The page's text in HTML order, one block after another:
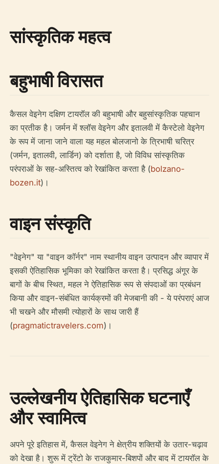
सांस्कृतिक महत्व
बहुभाषी विरासत
कैसल वेइनेग दक्षिण टायरॉल की बहुभाषी और बहुसांस्कृतिक पहचान
का प्रतीक है। जर्मन में श्लॉस वेइनेग और इतालवी में कैस्टेलो वेइनेग
के रूप में जाना जाने वाला यह महल बोलजानो के त्रिभाषी चरित्र
(जर्मन, इतालवी, लार्डिन) को दर्शाता है, जो विविध सांस्कृतिक
परंपराओं के सह-अस्तित्व को रेखांकित करता है (bolzano-
bozen.it)।
वाइन संस्कृति
"वेइनेग" या "वाइन कॉर्नर" नाम स्थानीय वाइन उत्पादन और व्यापार में
इसकी ऐतिहासिक भूमिका को रेखांकित करता है। प्रसिद्ध अंगूर के
बागों के बीच स्थित, महल ने ऐतिहासिक रूप से संपदाओं का प्रबंधन
किया और वाइन-संबंधित कार्यक्रमों की मेजबानी की - ये परंपराएं आज
भी चखने और मौसमी त्योहारों के साथ जारी हैं
(pragmatictravelers.com)।
उल्लेखनीय ऐतिहासिक घटनाएँ
और स्वामित्व
अपने पूरे इतिहास में, कैसल वेइनेग ने क्षेत्रीय शक्तियों के उतार-चढ़ाव
को देखा है। शुरू में ट्रेंटो के राजकुमार-बिशपों और बाद में टायरॉल के